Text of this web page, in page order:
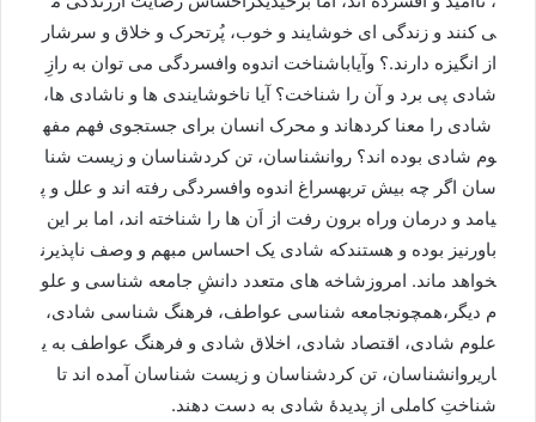
ی کنند و زندگی ای خوشایند و خوب، پُرتحرک و خلاق و سرشار
از انگیزه دارند.؟ وآیاباشناخت اندوه وافسردگی می توان به رازِ
شادی پی برد و آن را شناخت؟ آیا ناخوشايندی ها و ناشادی ها،
شادی را معنا کردهاند و محرک انسان برای جستجوی فهم مفه
وم شادی بوده اند؟ روانشناسان، تن کردشناسان و زيست شنا
سان اگر چه بيش تربهسراغ اندوه وافسردگی رفته اند و علل و پ
يامد و درمان وراه برون رفت از اَن ها را شناخته اند، اما بر اين
باورنیز بوده و هستندکه شادی يک احساس مبهم و وصف ناپذيرن
خواهد ماند. امروزشاخه های متعدد دانشِ جامعه شناسی و علو
م دیگر،همچونجامعه شناسی عواطف، فرهنگ شناسی شادی،
علوم شادی، اقتصاد شادی، اخلاق شادی و فرهنگ عواطف به ی
اریروانشناسان، تن کردشناسان و زيست شناسان آمده اند تا
شناختِ کاملی از پدیدۀ شادی به دست دهند.